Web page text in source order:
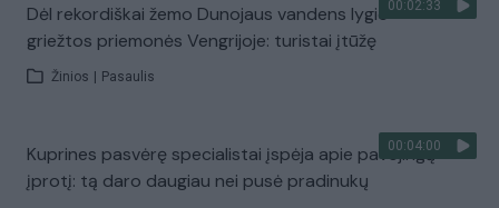
00:02:33
Dėl rekordiškai žemo Dunojaus vandens lygio –
griežtos priemonės Vengrijoje: turistai įtūžę
Žinios Pasaulis
00:04:00
Kuprines pasvėrę specialistai įspėja apie pavojingą
įprotį: tą daro daugiau nei pusė pradinukų